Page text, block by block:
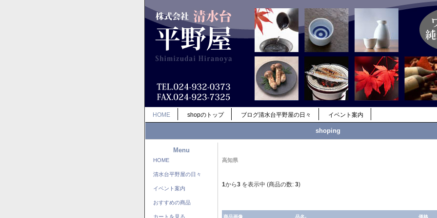
HOME shopのトップ ブログ清水台平野屋の日々 イベント案内
shoping
Menu
HOME
清水台平野屋の日々
イベント案内
おすすめの商品
カートを見る
高知県
1から3 を表示中 (商品の数: 3)
商品画像 品名- 価格